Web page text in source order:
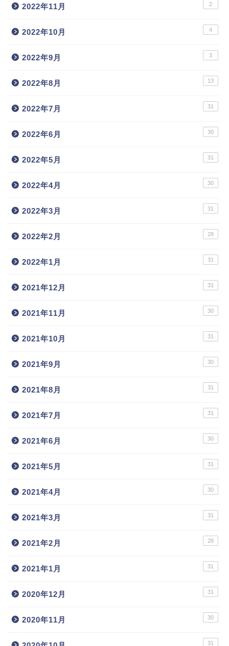
2022年11月 2
2022年10月 4
2022年9月 3
2022年8月 13
2022年7月 31
2022年6月 30
2022年5月 31
2022年4月 30
2022年3月 31
2022年2月 28
2022年1月 31
2021年12月 31
2021年11月 30
2021年10月 31
2021年9月 30
2021年8月 31
2021年7月 31
2021年6月 30
2021年5月 31
2021年4月 30
2021年3月 31
2021年2月 28
2021年1月 31
2020年12月 31
2020年11月 30
31